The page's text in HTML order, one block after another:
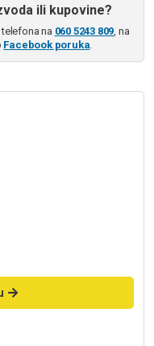
ili kupovine?
na 060 5243 809, na
Facebook poruka.